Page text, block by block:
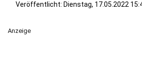
Veröffentlicht: Dienstag, 17.05.2022
Anzeige